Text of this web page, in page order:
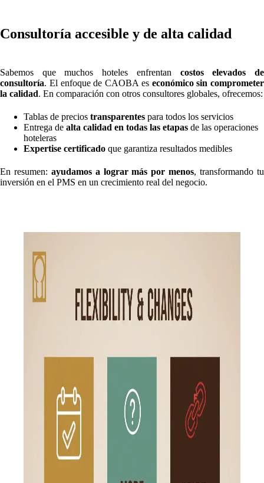
Consultoría accesible y de alta calidad
Sabemos que muchos hoteles enfrentan costos elevados de
consultoría. El enfoque de CAOBA es económico sin comprometer
la calidad. En comparación con otros consultores globales, ofrecemos:
Tablas de precios transparentes para todos los servicios
Entrega de alta calidad en todas las etapas de las operaciones
hoteleras
Expertise certificado que garantiza resultados medibles
En resumen: ayudamos a lograr más por menos, transformando tu
inversión en el PMS en un crecimiento real del negocio.